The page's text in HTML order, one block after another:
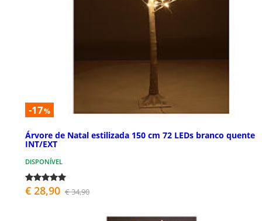
-17%
Árvore de Natal estilizada 150 cm 72 LEDs branco quente
INT/EXT
DISPONÍVEL
€ 28,90 € 34,90